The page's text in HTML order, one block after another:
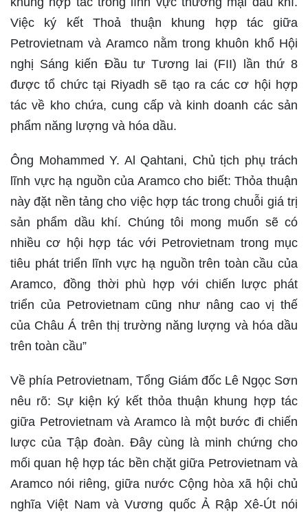
Việc ký kết Thoả thuận khung hợp tác giữa
Petrovietnam và Aramco nằm trong khuôn khổ Hội
nghị Sáng kiến Đầu tư Tương lai (FII) lần thứ 8
được tổ chức tại Riyadh sẽ tạo ra các cơ hội hợp
tác về kho chứa, cung cấp và kinh doanh các sản
phẩm năng lượng và hóa dầu.
Ông Mohammed Y. Al Qahtani, Chủ tịch phụ trách
lĩnh vực hạ nguồn của Aramco cho biết: Thỏa thuận
này đặt nền tảng cho việc hợp tác trong chuỗi giá trị
sản phẩm dầu khí. Chúng tôi mong muốn sẽ có
nhiều cơ hội hợp tác với Petrovietnam trong mục
tiêu phát triển lĩnh vực hạ nguồn trên toàn cầu của
Aramco, đồng thời phù hợp với chiến lược phát
triển của Petrovietnam cũng như nâng cao vị thế
của Châu Á trên thị trường năng lượng và hóa dầu
trên toàn cầu”
Về phía Petrovietnam, Tổng Giám đốc Lê Ngọc Sơn
nêu rõ: Sự kiện ký kết thỏa thuận khung hợp tác
giữa Petrovietnam và Aramco là một bước đi chiến
lược của Tập đoàn. Đây cùng là minh chứng cho
mối quan hệ hợp tác bền chặt giữa Petrovietnam và
Aramco nói riêng, giữa nước Cộng hòa xã hội chủ
nghĩa Việt Nam và Vương quốc Ả Rập Xê-Út nói